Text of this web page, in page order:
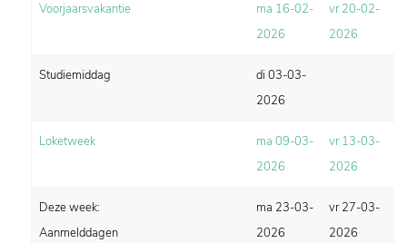
Voorjaarsvakantie
ma 16-02-
2026
vr 20-02-
2026
Studiemiddag
di 03-03-
2026
Loketweek
ma 09-03-
2026
vr 13-03-
2026
Deze week:
Aanmelddagen
ma 23-03-
2026
vr 27-03-
2026